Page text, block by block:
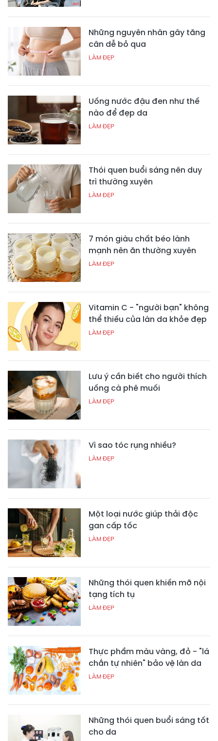
Những nguyên nhân gây tăng
cân dễ bỏ qua
LÀM ĐẸP
Uống nước đậu đen như thế
nào để đẹp da
LÀM ĐẸP
Thói quen buổi sáng nên duy
trì thường xuyên
LÀM ĐẸP
7 món giàu chất béo lành
mạnh nên ăn thường xuyên
LÀM ĐẸP
Vitamin C - "người bạn" không
thể thiếu của làn da khỏe đẹp
LÀM ĐẸP
Lưu ý cần biết cho người thích
uống cà phê muối
LÀM ĐẸP
Vì sao tóc rụng nhiều?
LÀM ĐẸP
Một loại nước giúp thải độc
gan cấp tốc
LÀM ĐẸP
Những thói quen khiến mỡ nội
tạng tích tụ
LÀM ĐẸP
Thực phẩm màu vàng, đỏ - "lá
chắn tự nhiên" bảo vệ làn da
LÀM ĐẸP
Những thói quen buổi sáng tốt
cho da